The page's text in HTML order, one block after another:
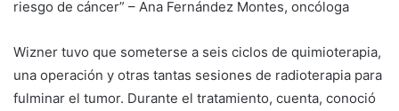
riesgo de cáncer” – Ana Fernández Montes, oncóloga
Wizner tuvo que someterse a seis ciclos de quimioterapia,
una operación y otras tantas sesiones de radioterapia para
fulminar el tumor. Durante el tratamiento, cuenta, conoció